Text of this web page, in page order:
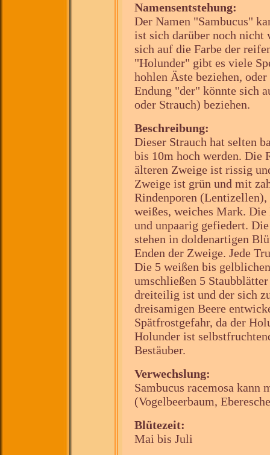
Namensentstehung:
Der Namen "Sambucus"
ist sich darüber noch
sich auf die Farbe der
"Holunder" gibt es viele
hohlen Äste beziehen,
Endung "der" könnte sich
oder Strauch) beziehen.
Beschreibung:
Dieser Strauch hat selten
bis 10m hoch werden. Die
älteren Zweige ist rissig
Zweige ist grün und mit
Rindenporen (Lentizellen),
weißes, weiches Mark.
und unpaarig gefiedert.
stehen in doldenartigen
Enden der Zweige. Jede
Die 5 weißen bis
umschließen 5
dreiteilig ist und der sich
dreisamigen Beere
Spätfrostgefahr, da der
Holunder ist
Bestäuber.
Verwechslung:
Sambucus racemosa kann
(Vogelbeerbaum,
Blütezeit:
Mai bis Juli